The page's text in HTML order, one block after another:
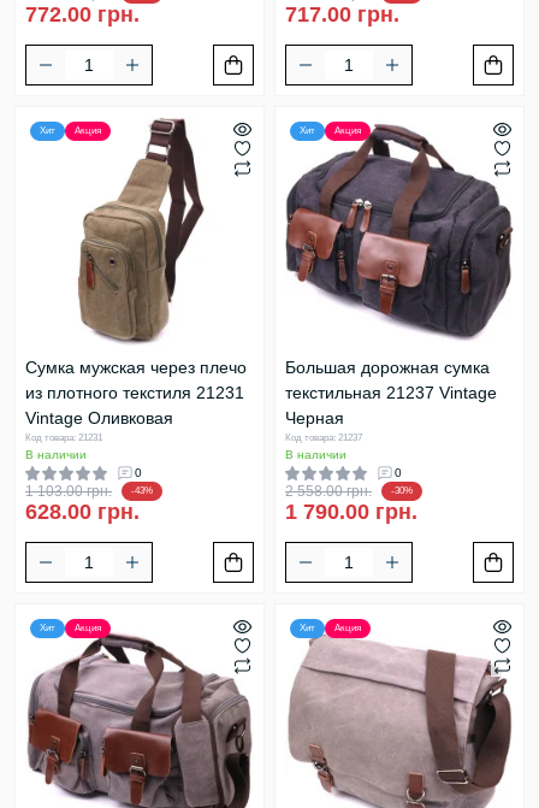
772.00 грн. 717.00 грн.
Хит Акция
Сумка мужская через плечо
из плотного текстиля 21231
Vintage Оливковая
Код товара: 21231
В наличии
0
1 103.00 грн. -43%
628.00 грн.
Хит Акция
Большая дорожная сумка
текстильная 21237 Vintage
Черная
Код товара: 21237
В наличии
0
2 558.00 грн. -30%
1 790.00 грн.
Хит Акция Хит Акция